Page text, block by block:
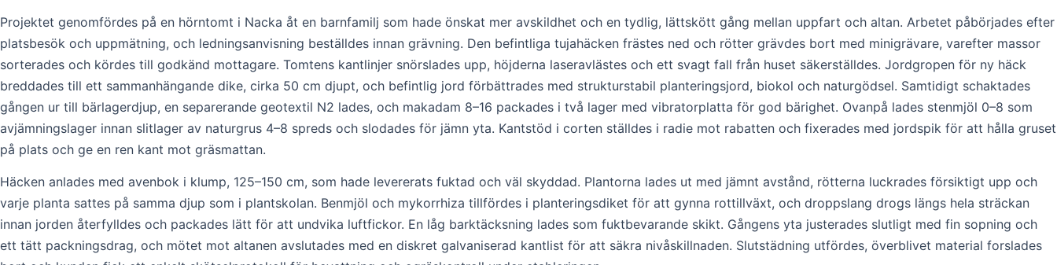
Projektet genomfördes på en hörntomt i Nacka åt en barnfamilj som hade önskat mer avskildhet och en tydlig, lättskött gång mellan uppfart och altan. Arbetet påbörjades efter
platsbesök och uppmätning, och ledningsanvisning beställdes innan grävning. Den befintliga tujahäcken frästes ned och rötter grävdes bort med minigrävare, varefter massor
sorterades och kördes till godkänd mottagare. Tomtens kantlinjer snörslades upp, höjderna laseravlästes och ett svagt fall från huset säkerställdes. Jordgropen för ny häck
breddades till ett sammanhängande dike, cirka 50 cm djupt, och befintlig jord förbättrades med strukturstabil planteringsjord, biokol och naturgödsel. Samtidigt schaktades
gången ur till bärlagerdjup, en separerande geotextil N2 lades, och makadam 8–16 packades i två lager med vibratorplatta för god bärighet. Ovanpå lades stenmjöl 0–8 som
avjämningslager innan slitlager av naturgrus 4–8 spreds och slodades för jämn yta. Kantstöd i corten ställdes i radie mot rabatten och fixerades med jordspik för att hålla gruset
på plats och ge en ren kant mot gräsmattan.
Häcken anlades med avenbok i klump, 125–150 cm, som hade levererats fuktad och väl skyddad. Plantorna lades ut med jämnt avstånd, rötterna luckrades försiktigt upp och
varje planta sattes på samma djup som i plantskolan. Benmjöl och mykorrhiza tillfördes i planteringsdiket för att gynna rottillväxt, och droppslang drogs längs hela sträckan
innan jorden återfylldes och packades lätt för att undvika luftfickor. En låg barktäcksning lades som fuktbevarande skikt. Gångens yta justerades slutligt med fin sopning och
ett tätt packningsdrag, och mötet mot altanen avslutades med en diskret galvaniserad kantlist för att säkra nivåskillnaden. Slutstädning utfördes, överblivet material forslades